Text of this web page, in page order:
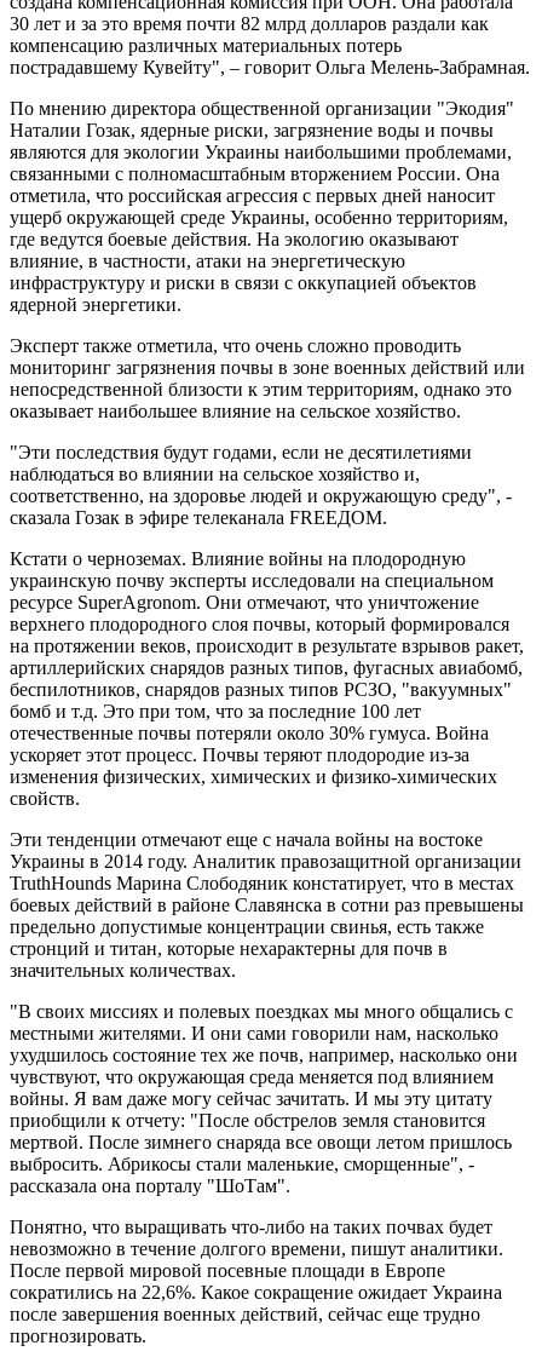
30 лет и за это время почти 82 млрд долларов раздали как
компенсацию различных материальных потерь
пострадавшему Кувейту", – говорит Ольга Мелень-Забрамная.
По мнению директора общественной организации "Экодия"
Наталии Гозак, ядерные риски, загрязнение воды и почвы
являются для экологии Украины наибольшими проблемами,
связанными с полномасштабным вторжением России. Она
отметила, что российская агрессия с первых дней наносит
ущерб окружающей среде Украины, особенно территориям,
где ведутся боевые действия. На экологию оказывают
влияние, в частности, атаки на энергетическую
инфраструктуру и риски в связи с оккупацией объектов
ядерной энергетики.
Эксперт также отметила, что очень сложно проводить
мониторинг загрязнения почвы в зоне военных действий или
непосредственной близости к этим территориям, однако это
оказывает наибольшее влияние на сельское хозяйство.
"Эти последствия будут годами, если не десятилетиями
наблюдаться во влиянии на сельское хозяйство и,
соответственно, на здоровье людей и окружающую среду", -
сказала Гозак в эфире телеканала FREEДОМ.
Кстати о черноземах. Влияние войны на плодородную
украинскую почву эксперты исследовали на специальном
ресурсе SuperAgronom. Они отмечают, что уничтожение
верхнего плодородного слоя почвы, который формировался
на протяжении веков, происходит в результате взрывов ракет,
артиллерийских снарядов разных типов, фугасных авиабомб,
беспилотников, снарядов разных типов РСЗО, "вакуумных"
бомб и т.д. Это при том, что за последние 100 лет
отечественные почвы потеряли около 30% гумуса. Война
ускоряет этот процесс. Почвы теряют плодородие из-за
изменения физических, химических и физико-химических
свойств.
Эти тенденции отмечают еще с начала войны на востоке
Украины в 2014 году. Аналитик правозащитной организации
TruthHounds Марина Слободяник констатирует, что в местах
боевых действий в районе Славянска в сотни раз превышены
предельно допустимые концентрации свинья, есть также
стронций и титан, которые нехарактерны для почв в
значительных количествах.
"В своих миссиях и полевых поездках мы много общались с
местными жителями. И они сами говорили нам, насколько
ухудшилось состояние тех же почв, например, насколько они
чувствуют, что окружающая среда меняется под влиянием
войны. Я вам даже могу сейчас зачитать. И мы эту цитату
приобщили к отчету: "После обстрелов земля становится
мертвой. После зимнего снаряда все овощи летом пришлось
выбросить. Абрикосы стали маленькие, сморщенные", -
рассказала она порталу "ШоТам".
Понятно, что выращивать что-либо на таких почвах будет
невозможно в течение долгого времени, пишут аналитики.
После первой мировой посевные площади в Европе
сократились на 22,6%. Какое сокращение ожидает Украина
после завершения военных действий, сейчас еще трудно
прогнозировать.